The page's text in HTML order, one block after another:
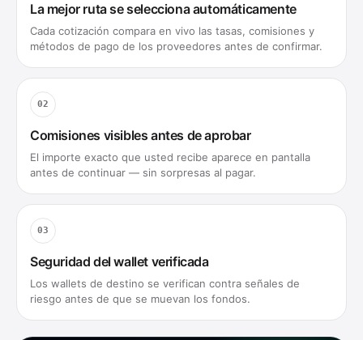
La mejor ruta se selecciona automáticamente
Cada cotización compara en vivo las tasas, comisiones y
métodos de pago de los proveedores antes de confirmar.
02
Comisiones visibles antes de aprobar
El importe exacto que usted recibe aparece en pantalla
antes de continuar — sin sorpresas al pagar.
03
Seguridad del wallet verificada
Los wallets de destino se verifican contra señales de
riesgo antes de que se muevan los fondos.